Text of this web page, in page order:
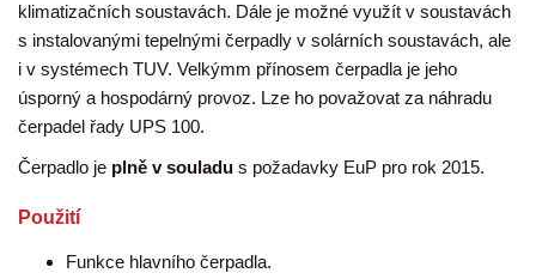
klimatizačních soustavách. Dále je možné využít v soustavách
s instalovanými tepelnými čerpadly v solárních soustavách, ale
i v systémech TUV. Velkýmm přínosem čerpadla je jeho
úsporný a hospodárný provoz. Lze ho považovat za náhradu
čerpadel řady UPS 100.
Čerpadlo je plně v souladu s požadavky EuP pro rok 2015.
Použití
Funkce hlavního čerpadla.